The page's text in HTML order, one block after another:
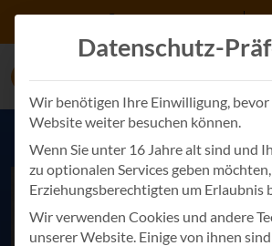
Zum Inhalt springen
Datenschutz-
Wir benötigen Ihre Einwilligung, bevor
Website weiter besuchen können.
Wenn Sie unter 16 Jahre alt sind und
zu optionalen Services geben
Erziehungsberechtigten um Erlaubnis
Wir verwenden Cookies und andere
unserer Website. Einige von ihnen